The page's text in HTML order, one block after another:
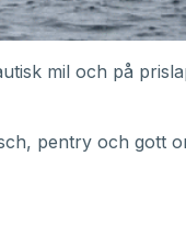
mil och på
pentry och gott